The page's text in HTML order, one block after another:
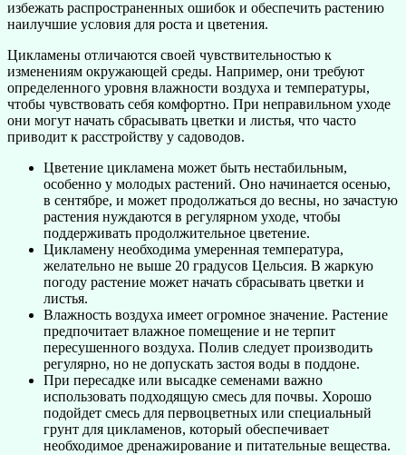
избежать распространенных ошибок и обеспечить растению
наилучшие условия для роста и цветения.
Цикламены отличаются своей чувствительностью к
изменениям окружающей среды. Например, они требуют
определенного уровня влажности воздуха и температуры,
чтобы чувствовать себя комфортно. При неправильном уходе
они могут начать сбрасывать цветки и листья, что часто
приводит к расстройству у садоводов.
Цветение цикламена может быть нестабильным,
особенно у молодых растений. Оно начинается осенью,
в сентябре, и может продолжаться до весны, но зачастую
растения нуждаются в регулярном уходе, чтобы
поддерживать продолжительное цветение.
Цикламену необходима умеренная температура,
желательно не выше 20 градусов Цельсия. В жаркую
погоду растение может начать сбрасывать цветки и
листья.
Влажность воздуха имеет огромное значение. Растение
предпочитает влажное помещение и не терпит
пересушенного воздуха. Полив следует производить
регулярно, но не допускать застоя воды в поддоне.
При пересадке или высадке семенами важно
использовать подходящую смесь для почвы. Хорошо
подойдет смесь для первоцветных или специальный
грунт для цикламенов, который обеспечивает
необходимое дренажирование и питательные вещества.